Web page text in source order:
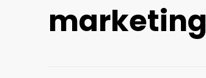
marketing